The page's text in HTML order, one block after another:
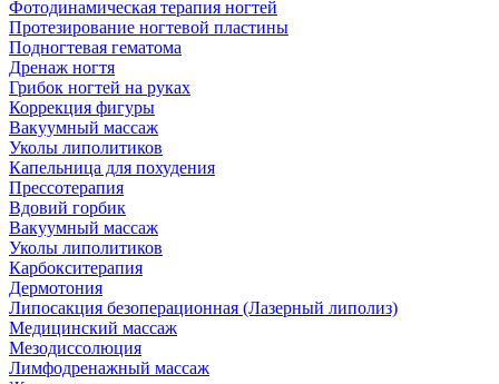
Фотодинамическая терапия ногтей
Протезирование ногтевой пластины
Подногтевая гематома
Дренаж ногтя
Грибок ногтей на руках
Коррекция фигуры
Вакуумный массаж
Уколы липолитиков
Капельница для похудения
Прессотерапия
Вдовий горбик
Вакуумный массаж
Уколы липолитиков
Карбокситерапия
Дермотония
Липосакция безоперационная (Лазерный липолиз)
Медицинский массаж
Мезодиссолюция
Лимфодренажный массаж